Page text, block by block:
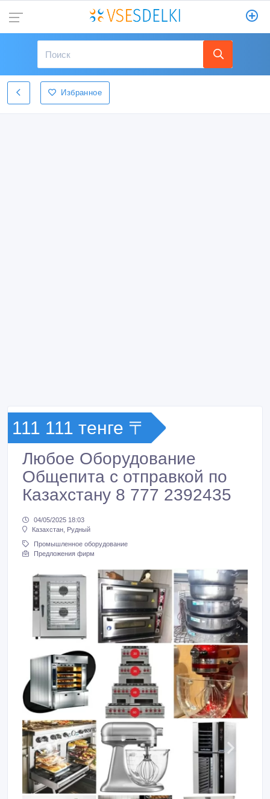
Избранное
111 111 тенге 〒
Любое Оборудование
Общепита с отправкой по
Казахстану 8 777 2392435
04/05/2025 18:03
Казахстан, Рудный
Промышленное оборудование
Предложения фирм